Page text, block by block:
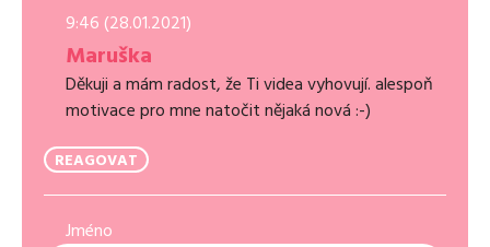
9:46 (28.01.2021)
Maruška
Děkuji a mám radost, že Ti videa vyhovují. alespoň
motivace pro mne natočit nějaká nová :-)
REAGOVAT
Jméno